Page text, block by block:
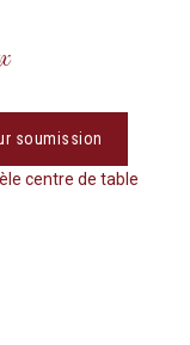
soumission
centre de table